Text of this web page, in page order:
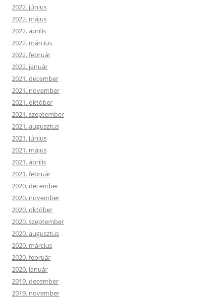
2022. június
2022. május
2022. április
2022. március
2022. február
2022. január
2021. december
2021. november
2021. október
2021. szeptember
2021. augusztus
2021. június
2021. május
2021. április
2021. február
2020. december
2020. november
2020. október
2020. szeptember
2020. augusztus
2020. március
2020. február
2020. január
2019. december
2019. november